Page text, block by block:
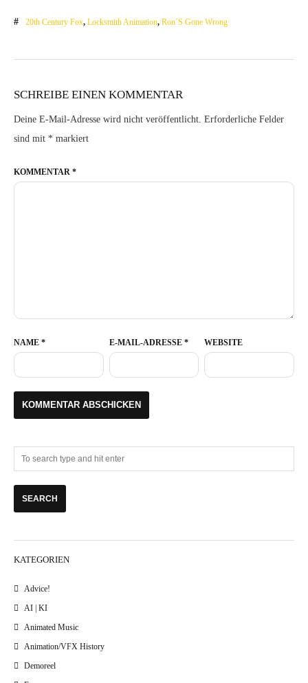
20th Century Fox, Locksmith Animation, Ron´s Gone Wrong
SCHREIBE EINEN KOMMENTAR
Deine E-Mail-Adresse wird nicht veröffentlicht. Erforderliche Felder
sind mit * markiert
KOMMENTAR *
NAME * E-MAIL-ADRESSE * WEBSITE
KATEGORIEN
Advice!
AI | KI
Animated Music
Animation/VFX History
Demoreel